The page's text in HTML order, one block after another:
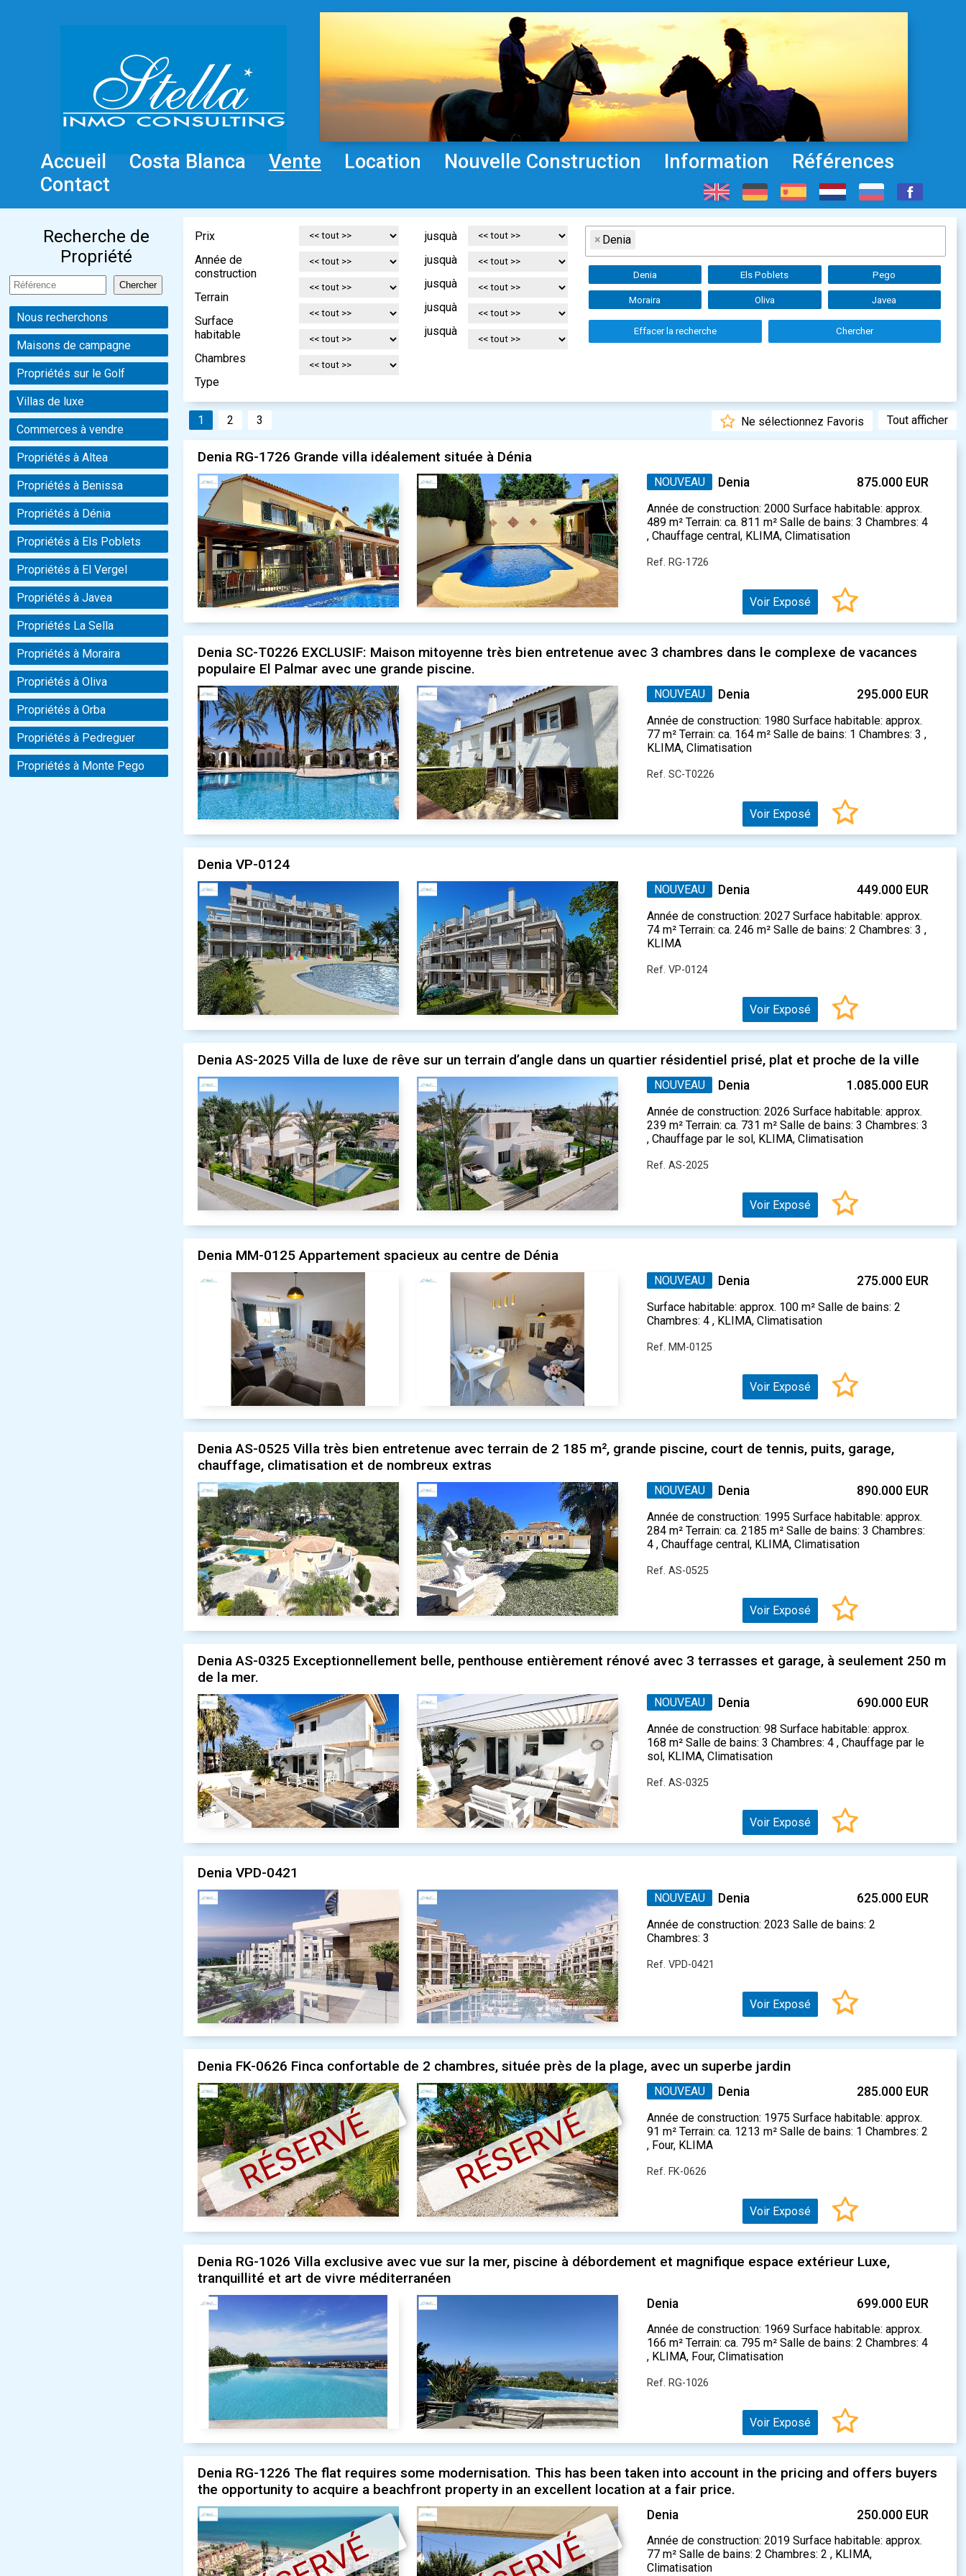
Accueil Costa Blanca Vente Location Nouvelle Construction Information
Références
Contact
Recherche de
Propriété
Nous recherchons
Maisons de campagne
Propriétés sur le Golf
Villas de luxe
Commerces à vendre
Propriétés à Altea
Propriétés à Benissa
Propriétés à Dénia
Propriétés à Els Poblets
Propriétés à El Vergel
Propriétés à Javea
Propriétés La Sella
Propriétés à Moraira
Propriétés à Oliva
Propriétés à Orba
Propriétés à Pedreguer
Propriétés à Monte Pego
Prix
Année de
construction
Terrain
Surface
habitable
Chambres
Type
jusquà
jusquà
jusquà
jusquà
jusquà
× Denia
Denia Els Poblets Pego
Moraira Oliva Javea
Effacer la recherche Chercher
1 2 3 Tout afficher
Ne sélectionnez Favoris
Denia RG-1726 Grande villa idéalement située à Dénia
NOUVEAU Denia 875.000 EUR
Année de construction: 2000 Surface habitable: approx.
489 m² Terrain: ca. 811 m² Salle de bains: 3 Chambres: 4
, Chauffage central, KLIMA, Climatisation
Ref. RG-1726
Voir Exposé
Denia SC-T0226 EXCLUSIF: Maison mitoyenne très bien entretenue avec 3 chambres dans le complexe de vacances
populaire El Palmar avec une grande piscine.
NOUVEAU Denia 295.000 EUR
Année de construction: 1980 Surface habitable: approx.
77 m² Terrain: ca. 164 m² Salle de bains: 1 Chambres: 3 ,
KLIMA, Climatisation
Ref. SC-T0226
Voir Exposé
Denia VP-0124
NOUVEAU Denia 449.000 EUR
Année de construction: 2027 Surface habitable: approx.
74 m² Terrain: ca. 246 m² Salle de bains: 2 Chambres: 3 ,
KLIMA
Ref. VP-0124
Voir Exposé
Denia AS-2025 Villa de luxe de rêve sur un terrain d’angle dans un quartier résidentiel prisé, plat et proche de la ville
NOUVEAU Denia 1.085.000 EUR
Année de construction: 2026 Surface habitable: approx.
239 m² Terrain: ca. 731 m² Salle de bains: 3 Chambres: 3
, Chauffage par le sol, KLIMA, Climatisation
Ref. AS-2025
Voir Exposé
Denia MM-0125 Appartement spacieux au centre de Dénia
NOUVEAU Denia 275.000 EUR
Surface habitable: approx. 100 m² Salle de bains: 2
Chambres: 4 , KLIMA, Climatisation
Ref. MM-0125
Voir Exposé
Denia AS-0525 Villa très bien entretenue avec terrain de 2 185 m², grande piscine, court de tennis, puits, garage,
chauffage, climatisation et de nombreux extras
NOUVEAU Denia 890.000 EUR
Année de construction: 1995 Surface habitable: approx.
284 m² Terrain: ca. 2185 m² Salle de bains: 3 Chambres:
4 , Chauffage central, KLIMA, Climatisation
Ref. AS-0525
Voir Exposé
Denia AS-0325 Exceptionnellement belle, penthouse entièrement rénové avec 3 terrasses et garage, à seulement 250 m
de la mer.
NOUVEAU Denia 690.000 EUR
Année de construction: 98 Surface habitable: approx.
168 m² Salle de bains: 3 Chambres: 4 , Chauffage par le
sol, KLIMA, Climatisation
Ref. AS-0325
Voir Exposé
Denia VPD-0421
NOUVEAU Denia 625.000 EUR
Année de construction: 2023 Salle de bains: 2
Chambres: 3
Ref. VPD-0421
Voir Exposé
Denia FK-0626 Finca confortable de 2 chambres, située près de la plage, avec un superbe jardin
RÉSERVÉ RÉSERVÉ
NOUVEAU Denia 285.000 EUR
Année de construction: 1975 Surface habitable: approx.
91 m² Terrain: ca. 1213 m² Salle de bains: 1 Chambres: 2
, Four, KLIMA
Ref. FK-0626
Voir Exposé
Denia RG-1026 Villa exclusive avec vue sur la mer, piscine à débordement et magnifique espace extérieur Luxe,
tranquillité et art de vivre méditerranéen
Denia 699.000 EUR
Année de construction: 1969 Surface habitable: approx.
166 m² Terrain: ca. 795 m² Salle de bains: 2 Chambres: 4
, KLIMA, Four, Climatisation
Ref. RG-1026
Voir Exposé
Denia RG-1226 The flat requires some modernisation. This has been taken into account in the pricing and offers buyers
the opportunity to acquire a beachfront property in an excellent location at a fair price.
Denia 250.000 EUR
Année de construction: 2019 Surface habitable: approx.
77 m² Salle de bains: 2 Chambres: 2 , KLIMA,
Climatisation